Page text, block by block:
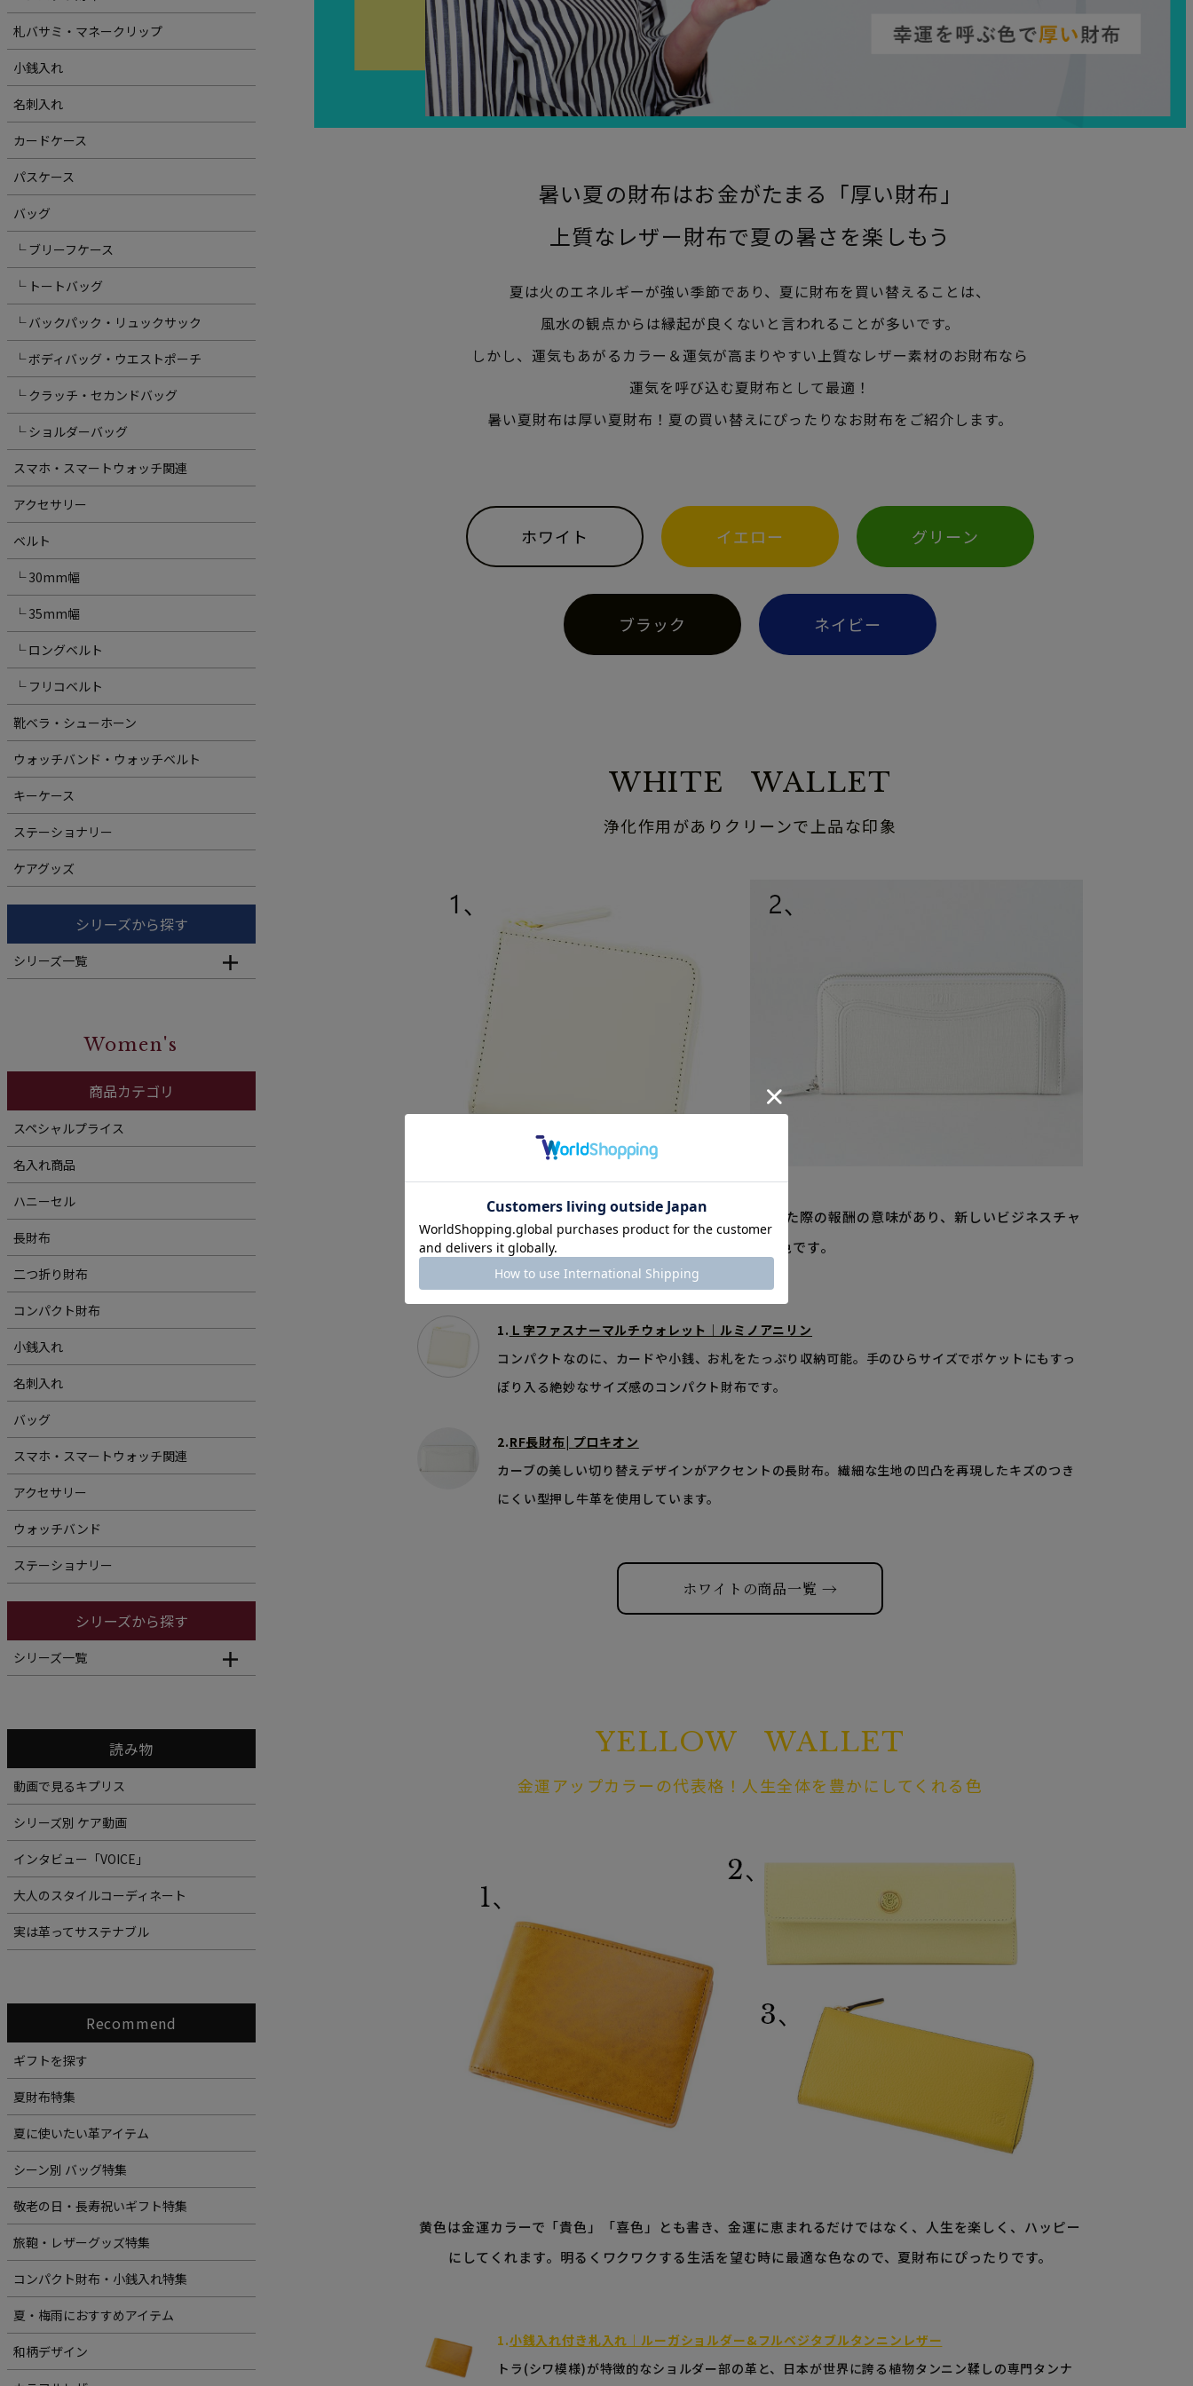
札バサミ・マネークリップ
小銭入れ
名刺入れ
カードケース
パスケース
バッグ
└ ブリーフケース
└ トートバッグ
└ バックパック・リュックサック
└ ボディバッグ・ウエストポーチ
└ クラッチ・セカンドバッグ
└ ショルダーバッグ
スマホ・スマートウォッチ関連
アクセサリー
ベルト
└ 30mm幅
└ 35mm幅
└ ロングベルト
└ フリコベルト
靴ベラ・シューホーン
ウォッチバンド・ウォッチベルト
キーケース
ステーショナリー
ケアグッズ
シリーズから探す
シリーズ一覧
Women's
商品カテゴリ
スペシャルプライス
名入れ商品
ハニーセル
長財布
二つ折り財布
コンパクト財布
小銭入れ
名刺入れ
バッグ
スマホ・スマートウォッチ関連
アクセサリー
ウォッチバンド
ステーショナリー
シリーズから探す
シリーズ一覧
読み物
動画で見るキプリス
シリーズ別 ケア動画
インタビュー「VOICE」
大人のスタイルコーディネート
実は革ってサステナブル
Recommend
ギフトを探す
夏財布特集
夏に使いたい革アイテム
シーン別 バッグ特集
敬老の日・長寿祝いギフト特集
旅鞄・レザーグッズ特集
コンパクト財布・小銭入れ特集
夏・梅雨におすすめアイテム
和柄デザイン
暑い夏の財布はお金がたまる「厚い財布」
上質なレザー財布で夏の暑さを楽しもう
夏は火のエネルギーが強い季節であり、夏に財布を買い替えることは、
風水の観点からは縁起が良くないと言われることが多いです。
しかし、運気もあがるカラー＆運気が高まりやすい上質なレザー素材のお財布なら
運気を呼び込む夏財布として最適！
暑い夏財布は厚い夏財布！夏の買い替えにぴったりなお財布をご紹介します。
ホワイト イエロー グリーン
ブラック ネイビー
WHITE WALLET
浄化作用がありクリーンで上品な印象
白の金運は、思わぬ収入、臨時収入ではなく良い仕事をした際の報酬の意味があり、新しいビジネスチャ
ンスと相性の良い色です。
1. Ｌ字ファスナーマルチウォレット｜ルミノアニリン
コンパクトなのに、カードや小銭、お札をたっぷり収納可能。手のひらサイズでポケットにもすっ
ぽり入る絶妙なサイズ感のコンパクト財布です。
2.RF長財布| プロキオン
カーブの美しい切り替えデザインがアクセントの長財布。繊細な生地の凹凸を再現したキズのつき
にくい型押し牛革を使用しています。
ホワイトの商品一覧
YELLOW WALLET
金運アップカラーの代表格！人生全体を豊かにしてくれる色
黄色は金運カラーで「貴色」「喜色」とも書き、金運に恵まれるだけではなく、 人生を楽しく、ハッピー
にしてくれます。 明るくワクワクする生活を望む時に最適な色なので、夏財布にぴったりです。
1.小銭入れ付き札入れ｜ルーガショルダー&フルベジタブルタンニンレザー
トラ(シワ模様)が特徴的なショルダー部の革と、日本が世界に誇る植物タンニン鞣しの専門タンナ